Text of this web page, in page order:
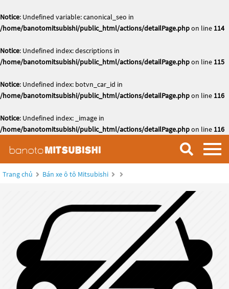
Notice: Undefined variable: canonical_seo in
/home/banotomitsubishi/public_html/actions/detailPage.phpon line 114
Notice: Undefined index: descriptions in
/home/banotomitsubishi/public_html/actions/detailPage.phpon line 115
Notice: Undefined index: botvn_car_id in
/home/banotomitsubishi/public_html/actions/detailPage.phpon line 116
Notice: Undefined index: _image in
/home/banotomitsubishi/public_html/actions/detailPage.phpon line 116
Trang chủ Bán xe ô tô Mitsubishi